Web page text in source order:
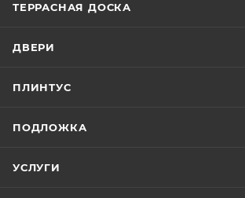
ТЕРРАСНАЯ ДОСКА
ДВЕРИ
ПЛИНТУС
ПОДЛОЖКА
УСЛУГИ